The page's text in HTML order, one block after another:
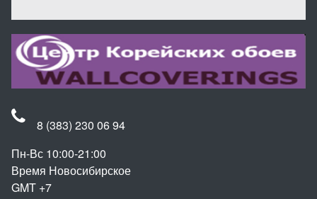
8 (383) 230 06 94
Пн-Вс 10:00-21:00
Время Новосибирское
GMT +7